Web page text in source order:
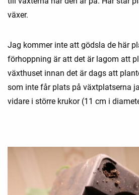
växer.
Jag kommer inte att gödsla de här
förhoppning är att det är lagom att
växthuset innan det är dags att
som inte får plats på växtplatserna
vidare i större krukor (11 cm i